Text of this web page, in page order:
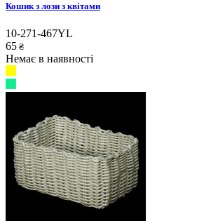
Кошик з лози з квітами
10-271-467YL
65 ₴
Немає в наявності